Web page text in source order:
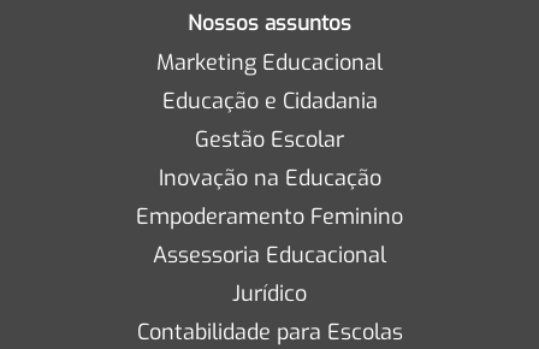
Nossos assuntos
Marketing Educacional
Educação e Cidadania
Gestão Escolar
Inovação na Educação
Empoderamento Feminino
Assessoria Educacional
Jurídico
Contabilidade para Escolas